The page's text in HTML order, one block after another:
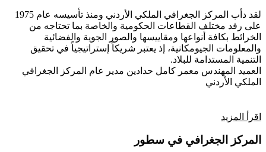
لقد دأب المركز الجغرافي الملكي الأردني ومنذ تأسيسه عام 1975
على رفد مختلف القطاعات الحكومية والخاصة بما تحتاجه من
الخرائط بكافة أنواعها ومقاييسها والصور الجوية والفضائية
والمعلومات الجيومكانية، إذ يعتبر شريكاً إستراتيجياً في تحقيق
التنمية المستدامة للبلاد.
العميد المهندس معمر كامل حدادين مدير عام المركز الجغرافي
الملكي الأردني
اقرأ المزيد
المركز الجغرافي في سطور